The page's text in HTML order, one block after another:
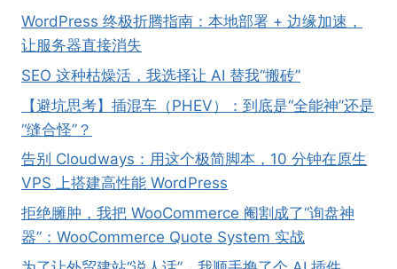
WordPress 终极折腾指南：本地部署 + 边缘加速，
让服务器直接消失
SEO 这种枯燥活，我选择让 AI 替我“搬砖”
【避坑思考】插混车（PHEV）：到底是“全能神”还是
“缝合怪”？
告别 Cloudways：用这个极简脚本，10 分钟在原生
VPS 上搭建高性能 WordPress
拒绝臃肿，我把 WooCommerce 阉割成了“询盘神
器”：WooCommerce Quote System 实战